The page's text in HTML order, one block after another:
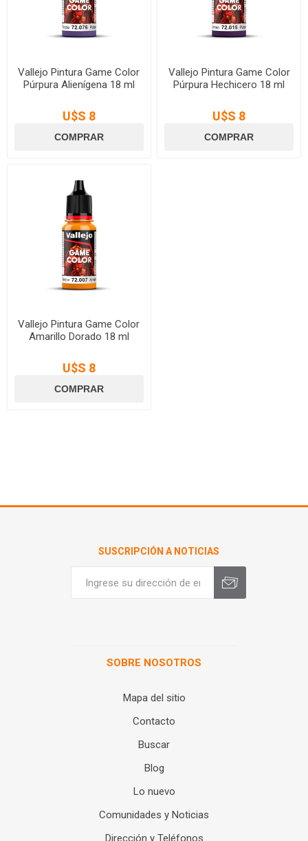
Vallejo Pintura Game Color
Púrpura Alienígena 18 ml
U$S 8
Vallejo Pintura Game Color
Púrpura Hechicero 18 ml
U$S 8
Vallejo Pintura Game Color
Amarillo Dorado 18 ml
U$S 8
SUSCRIPCIÓN A NOTICIAS
SOBRE NOSOTROS
Mapa del sitio
Contacto
Buscar
Blog
Lo nuevo
Comunidades y Noticias
Dirección y Teléfonos